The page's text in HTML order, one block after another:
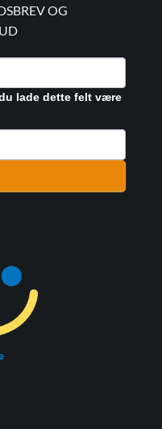
OG
lade dette felt være